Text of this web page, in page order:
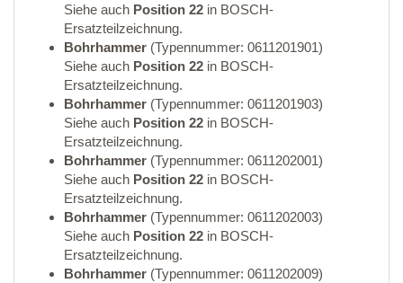
Siehe auch Position 22 in BOSCH-
Ersatzteilzeichnung.
Bohrhammer (Typennummer: 0611201901)
Siehe auch Position 22 in BOSCH-
Ersatzteilzeichnung.
Bohrhammer (Typennummer: 0611201903)
Siehe auch Position 22 in BOSCH-
Ersatzteilzeichnung.
Bohrhammer (Typennummer: 0611202001)
Siehe auch Position 22 in BOSCH-
Ersatzteilzeichnung.
Bohrhammer (Typennummer: 0611202003)
Siehe auch Position 22 in BOSCH-
Ersatzteilzeichnung.
Bohrhammer (Typennummer: 0611202009)